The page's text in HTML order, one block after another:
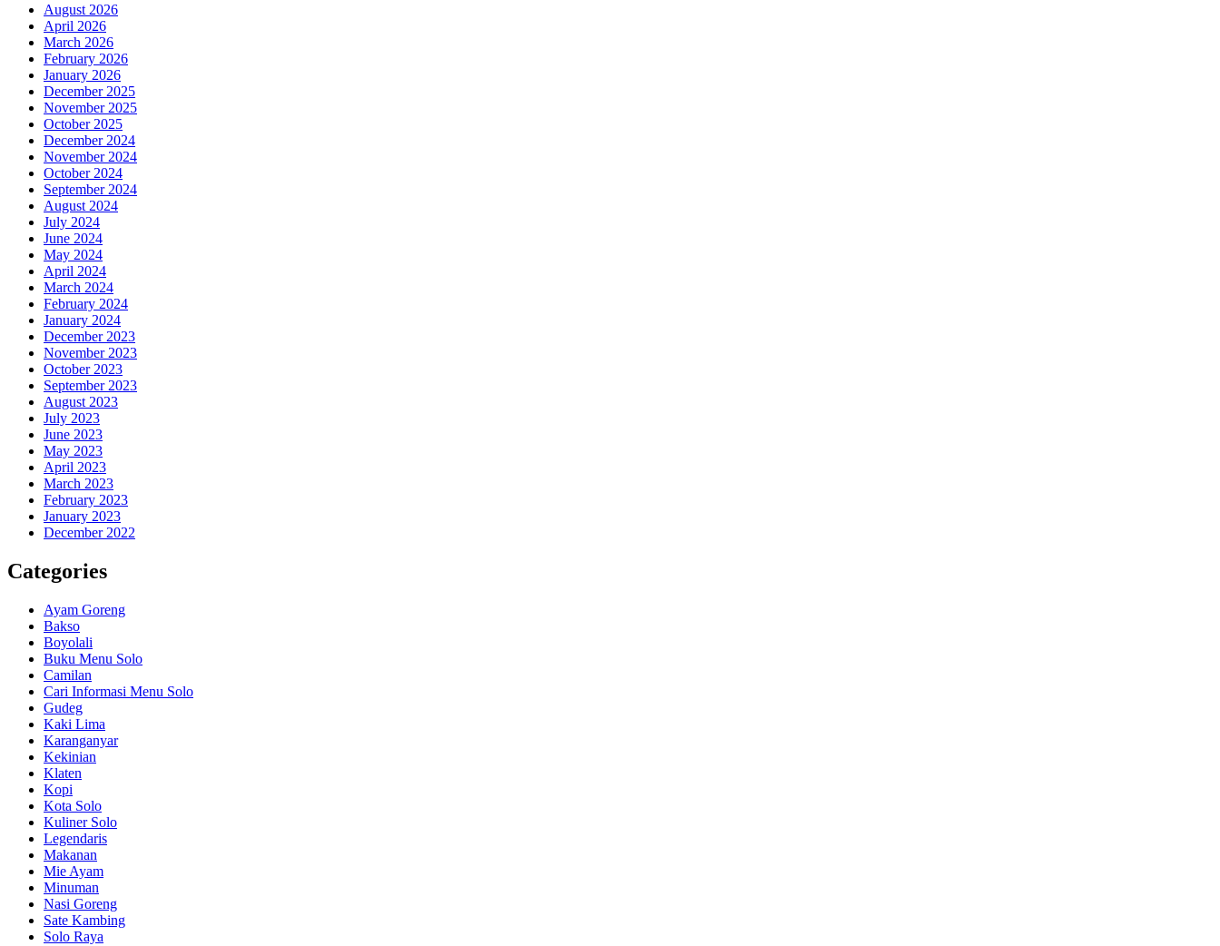
August 2026
April 2026
March 2026
February 2026
January 2026
December 2025
November 2025
October 2025
December 2024
November 2024
October 2024
September 2024
August 2024
July 2024
June 2024
May 2024
April 2024
March 2024
February 2024
January 2024
December 2023
November 2023
October 2023
September 2023
August 2023
July 2023
June 2023
May 2023
April 2023
March 2023
February 2023
January 2023
December 2022
Categories
Ayam Goreng
Bakso
Boyolali
Buku Menu Solo
Camilan
Cari Informasi Menu Solo
Gudeg
Kaki Lima
Karanganyar
Kekinian
Klaten
Kopi
Kota Solo
Kuliner Solo
Legendaris
Makanan
Mie Ayam
Minuman
Nasi Goreng
Sate Kambing
Solo Raya